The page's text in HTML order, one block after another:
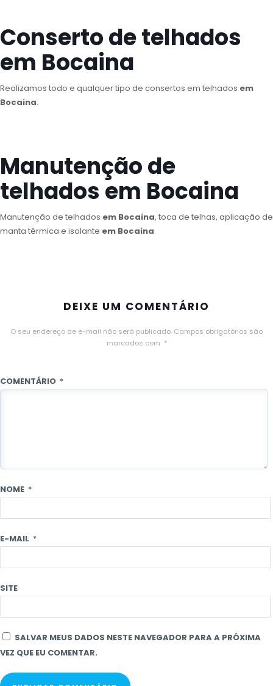
Conserto de telhados
em Bocaina
Realizamos todo e qualquer tipo de consertos em telhados em
Bocaina.
Manutenção de
telhados em Bocaina
Manutenção de telhados em Bocaina, toca de telhas, aplicação de
manta térmica e isolante em Bocaina
DEIXE UM COMENTÁRIO
O seu endereço de e-mail não será publicado. Campos obrigatórios são
marcados com *
COMENTÁRIO *
NOME *
E-MAIL *
SITE
SALVAR MEUS DADOS NESTE NAVEGADOR PARA A PRÓXIMA
VEZ QUE EU COMENTAR.